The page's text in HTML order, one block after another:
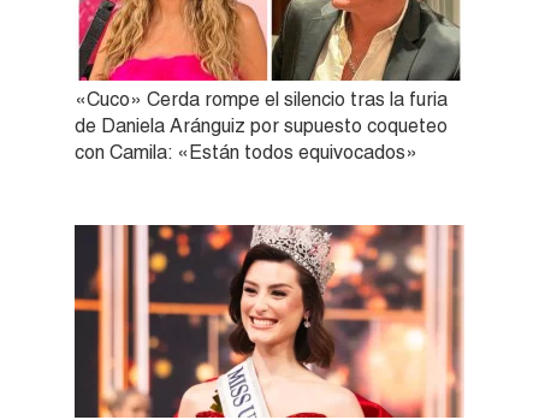
«Cuco» Cerda rompe el silencio tras la furia
de Daniela Aránguiz por supuesto coqueteo
con Camila: «Están todos equivocados»